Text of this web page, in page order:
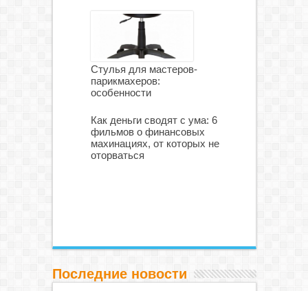
Стулья для мастеров-
парикмахеров:
особенности
Как деньги сводят с ума: 6
фильмов о финансовых
махинациях, от которых не
оторваться
Последние новости